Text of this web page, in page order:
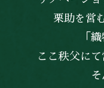
栗助を営
「
ここ秩父に
そ